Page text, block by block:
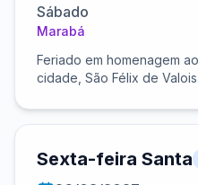
Sábado
Marabá
Feriado em homenagem
cidade, São Félix de Valois.
Sexta-feira Santa